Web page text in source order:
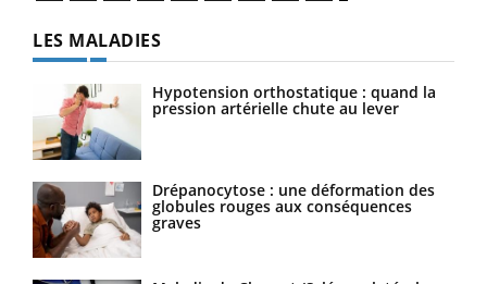
LES MALADIES
Hypotension orthostatique : quand la
pression artérielle chute au lever
Drépanocytose : une déformation des
globules rouges aux conséquences
graves